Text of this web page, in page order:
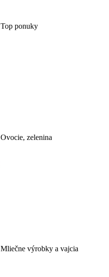
Top ponuky
Ovocie, zelenina
Mliečne výrobky a vajcia